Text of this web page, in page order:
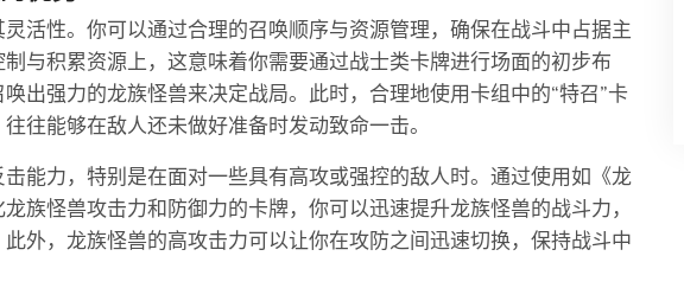
活性。你可以通过合理的召唤顺序与资源管理，确保在战斗中占据主
与积累资源上，这意味着你需要通过战士类卡牌进行场面的初步布
出强力的龙族怪兽来决定战局。此时，合理地使用卡组中的“特召”卡
往能够在敌人还未做好准备时发动致命一击。
能力，特别是在面对一些具有高攻或强控的敌人时。通过使用如《龙
族怪兽攻击力和防御力的卡牌，你可以迅速提升龙族怪兽的战斗力，
外，龙族怪兽的高攻击力可以让你在攻防之间迅速切换，保持战斗中